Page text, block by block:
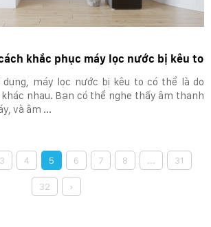
khắc phục máy lọc nước bị kêu to
máy lọc nước bị kêu to có thể là do
nhau. Bạn có thể nghe thấy âm thanh
và âm ...
3 4 5 6 7 8 ... 31
32 ›